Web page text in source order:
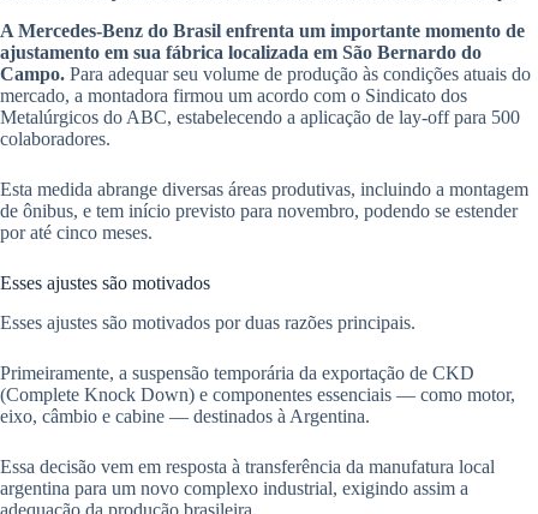
A Mercedes-Benz do Brasil enfrenta um importante momento de
ajustamento em sua fábrica localizada em São Bernardo do
Campo. Para adequar seu volume de produção às condições atuais do
mercado, a montadora firmou um acordo com o Sindicato dos
Metalúrgicos do ABC, estabelecendo a aplicação de lay-off para 500
colaboradores.
Esta medida abrange diversas áreas produtivas, incluindo a montagem
de ônibus, e tem início previsto para novembro, podendo se estender
por até cinco meses.
Esses ajustes são motivados
Esses ajustes são motivados por duas razões principais.
Primeiramente, a suspensão temporária da exportação de CKD
(Complete Knock Down) e componentes essenciais — como motor,
eixo, câmbio e cabine — destinados à Argentina.
Essa decisão vem em resposta à transferência da manufatura local
argentina para um novo complexo industrial, exigindo assim a
adequação da produção brasileira.